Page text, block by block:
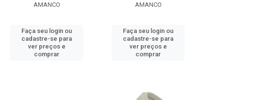
AMANCO
Faça seu login ou
cadastre-se para
ver preços e
comprar
AMANCO
Faça seu login ou
cadastre-se para
ver preços e
comprar